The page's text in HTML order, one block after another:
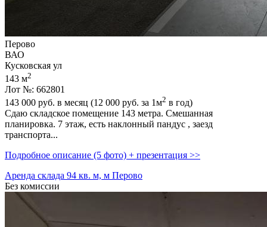
Перово
ВАО
Кусковская ул
143 м2
Лот №: 662801
143 000 руб. в месяц (12 000 руб. за 1м2 в год)
Сдаю складское помещение 143 метра. Смешанная
планировка. 7 этаж,­ есть наклонный пандус ,­ заезд
транспорта...
Подробное описание (5 фото) + презентация >>
Аренда склада 94 кв. м, м Перово
Без комиссии